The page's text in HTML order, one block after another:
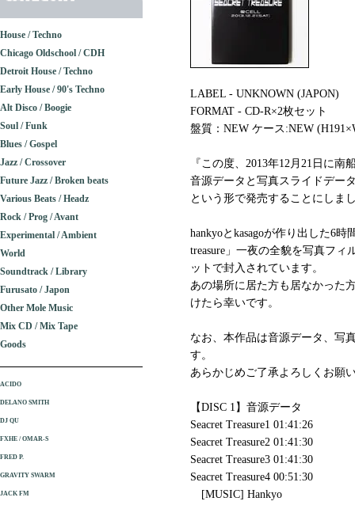
LABEL - UNKNOWN (JAPON)
FORMAT - CD-R×2枚セット
盤質：NEW ケース:NEW
『この度、2013年12月21日に南
音源データと写真スライドデー
という形で発売することにしま
hankyoとkasagoが作り出した6
treasure」一夜の全貌を写真フ
ットで封入されています。
あの場所に居た方も居なかった
けたら幸いです。
なお、本作品は音源データ、写
す。
あらかじめご了承よろしくお願
【DISC 1】音源データ
Seacret Treasure1 01:41:26
Seacret Treasure2 01:41:30
Seacret Treasure3 01:41:30
Seacret Treasure4 00:51:30
[MUSIC] Hankyo
House / Techno
Chicago Oldschool / CDH
Detroit House / Techno
Early House / 90's Techno
Alt Disco / Boogie
Soul / Funk
Blues / Gospel
Jazz / Crossover
Future Jazz / Broken beats
Various Beats / Headz
Rock / Prog / Avant
Experimental / Ambient
World
Soundtrack / Library
Furusato / Japon
Other Mole Music
Mix CD / Mix Tape
Goods
ACIDO
DELANO SMITH
DJ QU
FXHE / OMAR-S
FRED P.
GRAVITY SWARM
JACK FM